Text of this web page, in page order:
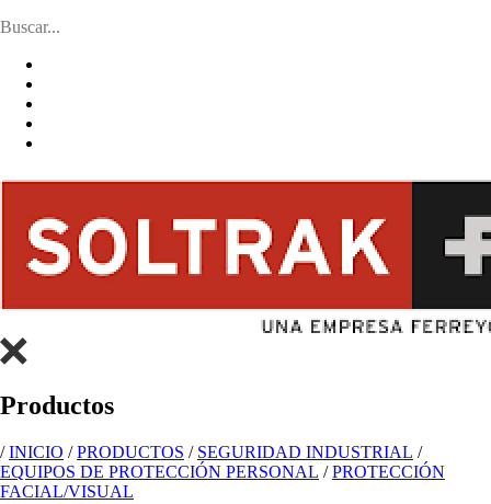
Productos
/INICIO /PRODUCTOS / SEGURIDAD INDUSTRIAL /
EQUIPOS DE PROTECCIÓN PERSONAL /PROTECCIÓN
FACIAL/VISUAL